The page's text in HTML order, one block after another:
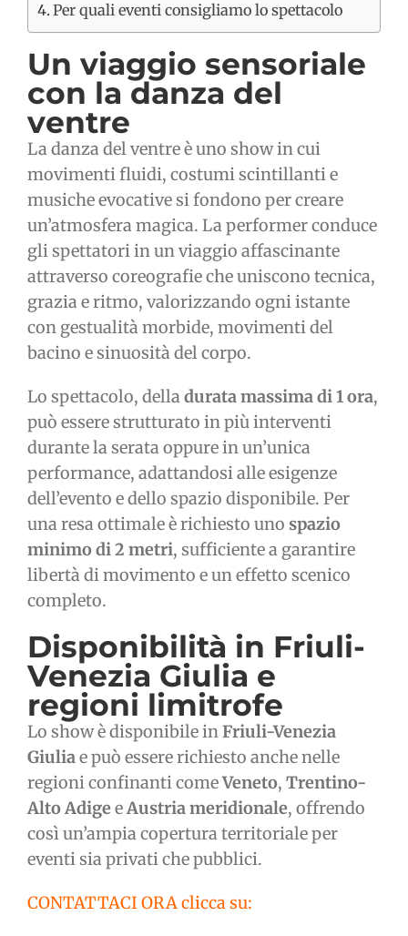
Per quali eventi consigliamo lo spettacolo
Un viaggio sensoriale
con la danza del
ventre
La danza del ventre è uno show in cui
movimenti fluidi, costumi scintillanti e
musiche evocative si fondono per creare
un’atmosfera magica. La performer conduce
gli spettatori in un viaggio affascinante
attraverso coreografie che uniscono tecnica,
grazia e ritmo, valorizzando ogni istante
con gestualità morbide, movimenti del
bacino e sinuosità del corpo.
Lo spettacolo, delladurata massima di 1 ora,
può essere strutturato in più interventi
durante la serata oppure in un’unica
performance, adattandosi alle esigenze
dell’evento e dello spazio disponibile. Per
una resa ottimale è richiesto uno spazio
minimo di 2 metri, sufficiente a garantire
libertà di movimento e un effetto scenico
completo.
Disponibilità in Friuli-
Venezia Giulia e
regioni limitrofe
Lo show è disponibile inFriuli-Venezia
Giuliae può essere richiesto anche nelle
regioni confinanti comeVeneto, Trentino-
Alto Adige eAustria meridionale, offrendo
così un’ampia copertura territoriale per
eventi sia privati che pubblici.
CONTATTACI ORA clicca su: